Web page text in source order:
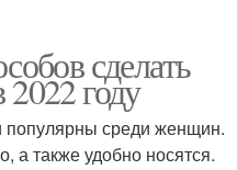
сделать
году
популярны среди женщин.
а также удобно носятся.